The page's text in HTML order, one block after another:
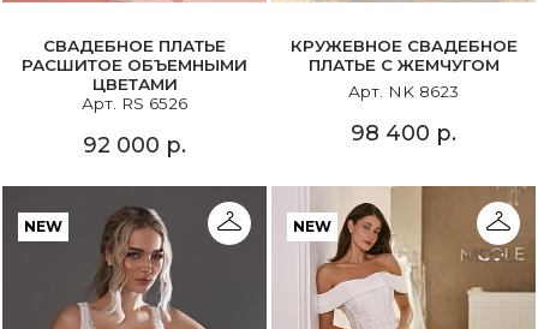
СВАДЕБНОЕ ПЛАТЬЕ
РАСШИТОЕ ОБЪЕМНЫМИ
ЦВЕТАМИ
Арт. RS 6526
92 000 р.
КРУЖЕВНОЕ СВАДЕБНОЕ
ПЛАТЬЕ С ЖЕМЧУГОМ
Арт. NK 8623
98 400 р.
NEW NEW